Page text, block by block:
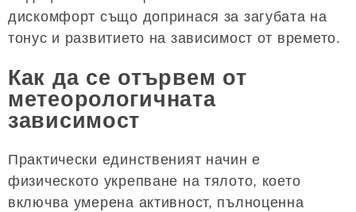
дискомфорт също допринася за загубата на
тонус и развитието на зависимост от времето.
Как да се отървем от
метеорологичната
зависимост
Практически единственият начин е
физическото укрепване на тялото, което
включва умерена активност, пълноценна